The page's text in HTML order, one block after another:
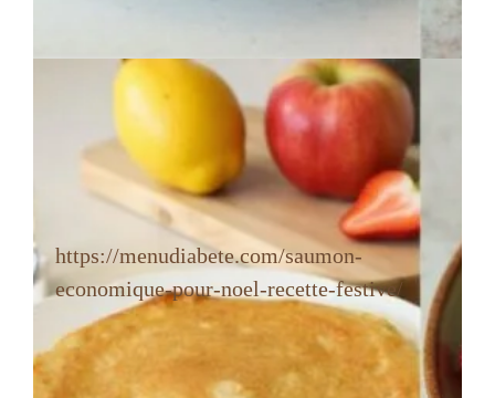
https://menudiabete.com/saumon-
economique-pour-noel-recette-festive/